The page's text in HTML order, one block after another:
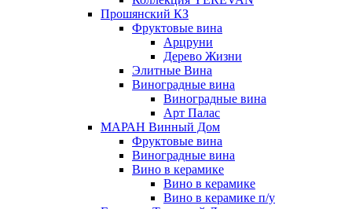
Прошянский КЗ
Фруктовые вина
Арцруни
Дерево Жизни
Элитные Вина
Виноградные вина
Виноградные вина
Арт Палас
МАРАН Винный Дом
Фруктовые вина
Виноградные вина
Вино в керамике
Вино в керамике
Вино в керамике п/у